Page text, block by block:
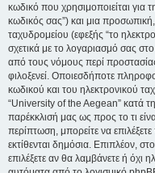
κωδικό που χρησιμοποιείται για
κωδικός σας”) και μια
ταχυδρομείου (εφεξής “το
σχετικά με το λογαριασμό σας
από τους νόμους περί
φιλοξενεί. Οποιεσδήποτε
κωδικού και του ηλεκτρονικού
“University of the Aegean” κατά τη
παρέκκλισή μας ως προς το τι
περίπτωση, μπορείτε να
εκτίθενται δημόσια. Επιπλέον,
επιλέξετε αν θα λαμβάνετε ή όχι